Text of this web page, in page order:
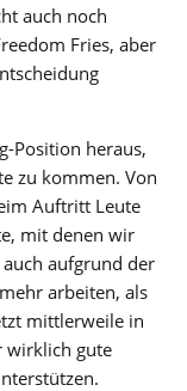
auch noch
Fries, aber
Position heraus,
zu kommen. Von
Auftritt Leute
mit denen wir
aufgrund der
arbeiten, als
mittlerweile in
wirklich gute